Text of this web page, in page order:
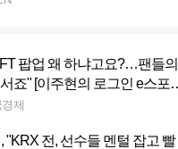
팝업 왜 하냐고요?…팬들의
죠" [이주현의 로그인 e스포
제
"KRX 전, 선수들 멘털 잡고 빨